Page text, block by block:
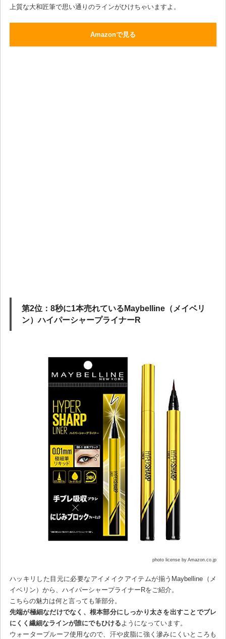
上質な大和匠筆で思い通りのラインがひけちゃいますよ。
Amazonで見る
第2位：8秒に1本売れているMaybelline（メイベリ
ン）ハイパーシャープライナーR
photo license by Amazon.co.jp
ハッキリした目元に必要なアイメイクアイテムが揃うMaybelline（メ
イベリン）から、ハイパーシャープライナーRをご紹介。
こちらの魅力は何と言っても筆部分。
先端が極細なだけでなく、根本部分にしっかり太さを出すことでブレ
にくく繊細なラインが誰にでもひけるようになっています。
ウォータープルーフ使用なので、汗や皮脂に強く滲みにくいところも